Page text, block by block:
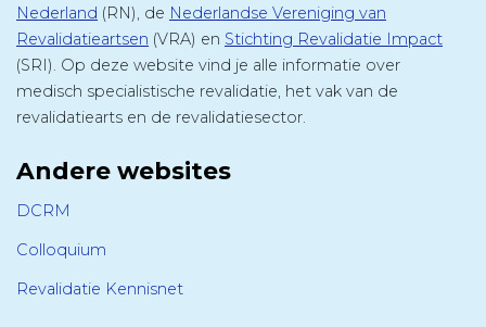
Nederland (RN), de Nederlandse Vereniging van
Revalidatieartsen (VRA) en Stichting Revalidatie Impact
(SRI). Op deze website vind je alle informatie over
medisch specialistische revalidatie, het vak van de
revalidatiearts en de revalidatiesector.
Andere websites
DCRM
Colloquium
Revalidatie Kennisnet